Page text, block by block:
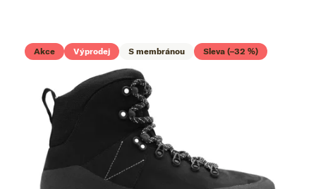
Akce Výprodej S membránou Sleva (–32 %)